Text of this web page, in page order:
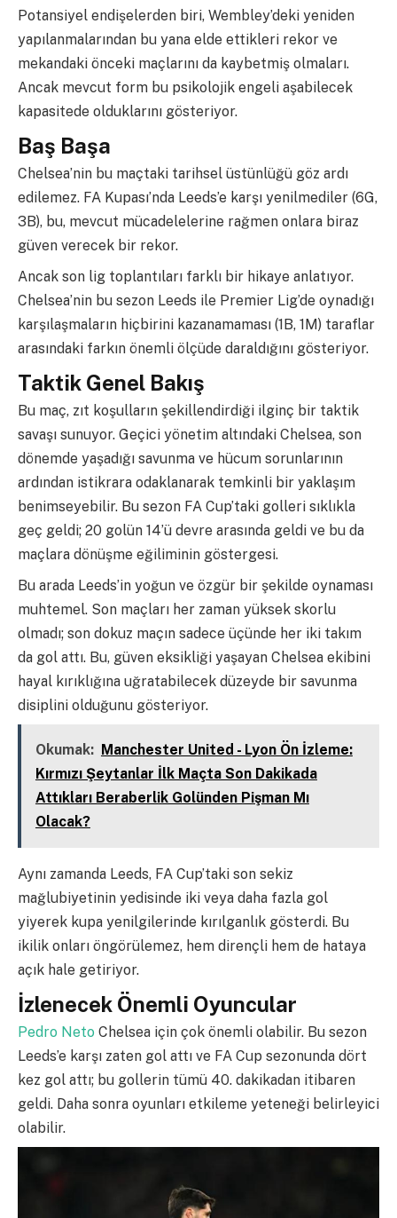
Potansiyel endişelerden biri, Wembley’deki yeniden
yapılanmalarından bu yana elde ettikleri rekor ve
mekandaki önceki maçlarını da kaybetmiş olmaları.
Ancak mevcut form bu psikolojik engeli aşabilecek
kapasitede olduklarını gösteriyor.
Baş Başa
Chelsea’nin bu maçtaki tarihsel üstünlüğü göz ardı
edilemez. FA Kupası’nda Leeds’e karşı yenilmediler (6G,
3B), bu, mevcut mücadelelerine rağmen onlara biraz
güven verecek bir rekor.
Ancak son lig toplantıları farklı bir hikaye anlatıyor.
Chelsea’nin bu sezon Leeds ile Premier Lig’de oynadığı
karşılaşmaların hiçbirini kazanamaması (1B, 1M) taraflar
arasındaki farkın önemli ölçüde daraldığını gösteriyor.
Taktik Genel Bakış
Bu maç, zıt koşulların şekillendirdiği ilginç bir taktik
savaşı sunuyor. Geçici yönetim altındaki Chelsea, son
dönemde yaşadığı savunma ve hücum sorunlarının
ardından istikrara odaklanarak temkinli bir yaklaşım
benimseyebilir. Bu sezon FA Cup’taki golleri sıklıkla
geç geldi; 20 golün 14’ü devre arasında geldi ve bu da
maçlara dönüşme eğiliminin göstergesi.
Bu arada Leeds’in yoğun ve özgür bir şekilde oynaması
muhtemel. Son maçları her zaman yüksek skorlu
olmadı; son dokuz maçın sadece üçünde her iki takım
da gol attı. Bu, güven eksikliği yaşayan Chelsea ekibini
hayal kırıklığına uğratabilecek düzeyde bir savunma
disiplini olduğunu gösteriyor.
Okumak: Manchester United - Lyon Ön İzleme:
Kırmızı Şeytanlar İlk Maçta Son Dakikada
Attıkları Beraberlik Golünden Pişman Mı
Olacak?
Aynı zamanda Leeds, FA Cup’taki son sekiz
mağlubiyetinin yedisinde iki veya daha fazla gol
yiyerek kupa yenilgilerinde kırılganlık gösterdi. Bu
ikilik onları öngörülemez, hem dirençli hem de hataya
açık hale getiriyor.
İzlenecek Önemli Oyuncular
Pedro Neto Chelsea için çok önemli olabilir. Bu sezon
Leeds’e karşı zaten gol attı ve FA Cup sezonunda dört
kez gol attı; bu gollerin tümü 40. dakikadan itibaren
geldi. Daha sonra oyunları etkileme yeteneği belirleyici
olabilir.